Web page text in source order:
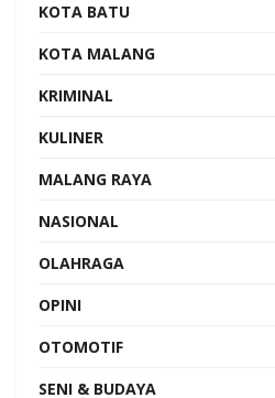
KOTA BATU
KOTA MALANG
KRIMINAL
KULINER
MALANG RAYA
NASIONAL
OLAHRAGA
OPINI
OTOMOTIF
SENI & BUDAYA